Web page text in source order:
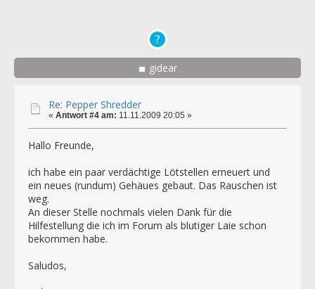
gidear
Re: Pepper Shredder
« Antwort #4 am: 11.11.2009 20:05 »
Hallo Freunde,
ich habe ein paar verdächtige Lötstellen erneuert und
ein neues (rundum) Gehäues gebaut. Das Rauschen ist
weg.
An dieser Stelle nochmals vielen Dank für die
Hilfestellung die ich im Forum als blutiger Laie schon
bekommen habe.
Saludos,